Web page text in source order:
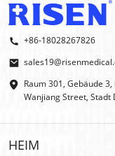
+86-18028267826
Raum 301, Gebäude
Wanjiang Street, Stadt
HEIM